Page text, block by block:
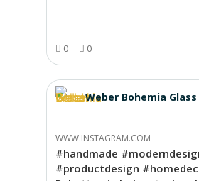
0 0
Weber Bohemia Glass
WWW.INSTAGRAM.COM
#handmade
#productdesign